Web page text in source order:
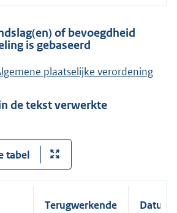
of bevoegdheid
is gebaseerd
plaatselijke verordening
de tekst verwerkte
tabel
Terugwerkende
Datum